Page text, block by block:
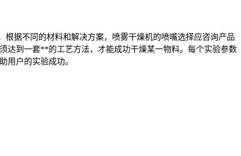
根据不同的材料和解决方案，喷雾干燥机的喷嘴选择应咨询产品
达到一套**的工艺方法，才能成功干燥某一物料。每个实验参数
用户的实验成功。